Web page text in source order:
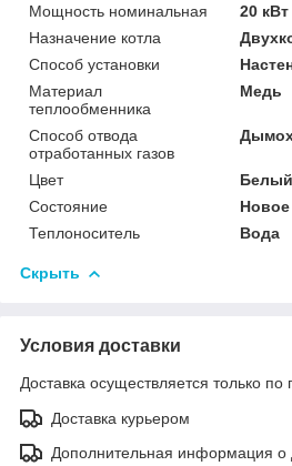
Мощность номинальная
20 кВт
Назначение котла
Способ установки
Материал
теплообменника
Медь
Способ отвода
отработанных газов
Цвет
Белый
Состояние
Новое
Теплоноситель
Вода
Скрыть
Условия доставки
Доставка осуществляется только по
Доставка курьером
Дополнительная информация о